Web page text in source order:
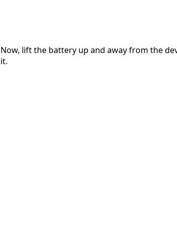
Now, lift the battery up and away from the
it.